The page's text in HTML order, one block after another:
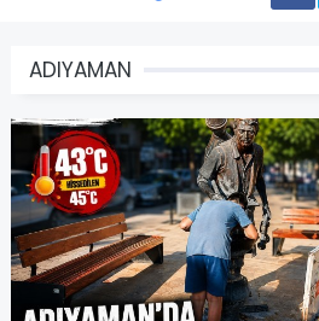
ADIYAMAN